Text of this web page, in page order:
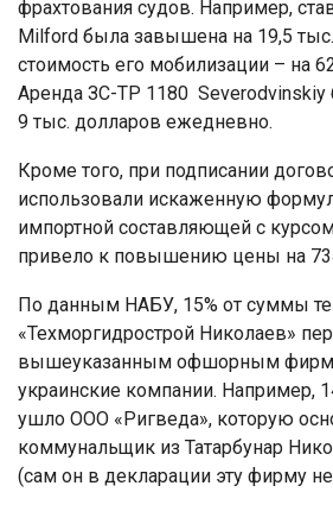
фрахтования судов. Например,
Milford была завышена на 19,5
стоимость его мобилизации – на
Аренда ЗС-ТР 1180 Severodvinskiy
9 тыс. долларов ежедневно.
Кроме того, при подписании
использовали искаженную
импортной составляющей с
привело к повышению цены на
По данным НАБУ, 15% от суммы
«Техморгидрострой Николаев»
вышеуказанным офшорным
украинские компании. Например,
ушло ООО «Ригведа», которую
коммунальщик из Татарбунар
(сам он в декларации эту фирму